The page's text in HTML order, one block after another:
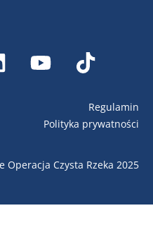
Regulamin
Polityka prywatności
Czysta Rzeka 2025